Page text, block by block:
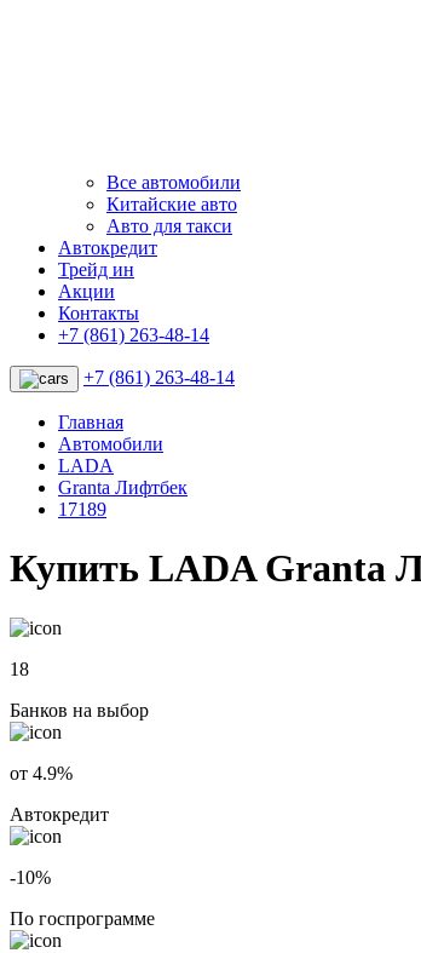
Все автомобили
Китайские авто
Авто для такси
Автокредит
Трейд ин
Акции
Контакты
+7 (861) 263-48-14
+7 (861) 263-48-14
Главная
Автомобили
LADA
Granta Лифтбек
17189
Купить LADA Granta
18
Банков на выбор
от 4.9%
Автокредит
-10%
По госпрограмме